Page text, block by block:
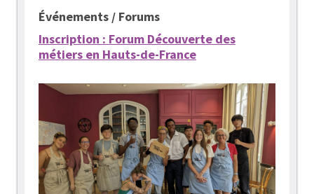
Événements / Forums
Inscription : Forum Découverte des
métiers en Hauts-de-France